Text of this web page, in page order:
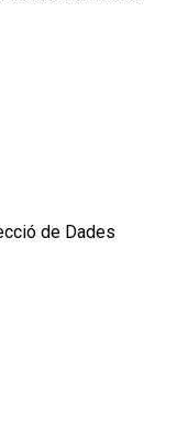
de Dades